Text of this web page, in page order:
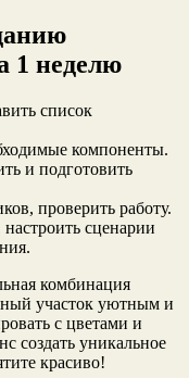
1 неделю
список
компоненты.
и подготовить
проверить работу.
сценарии
комбинация
участок уютным и
с цветами и
создать уникальное
красиво!